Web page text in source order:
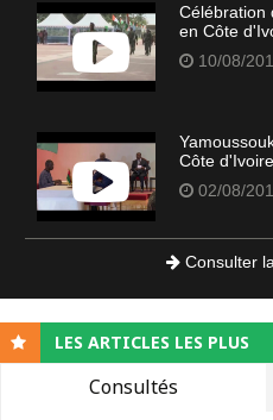
Célébration
en Côte
10/08/
Côte
02/08/
Consulter
LES ARTICLES LES PLUS
Consultés